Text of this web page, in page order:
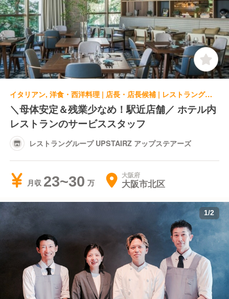
イタリアン, 洋食・西洋料理 | 店長・店長候補 | レストラングループ UPSTAIRZ アップステアーズ
＼母体安定＆残業少なめ！駅近店舗／ ホテル内
レストランのサービススタッフ
レストラングループ UPSTAIRZ アップステアーズ
月収 23~30 大阪府
大阪市北区
1/2